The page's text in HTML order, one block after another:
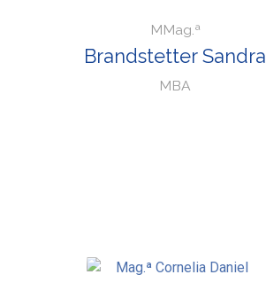
MMag.ª
Brandstetter Sandra
MBA